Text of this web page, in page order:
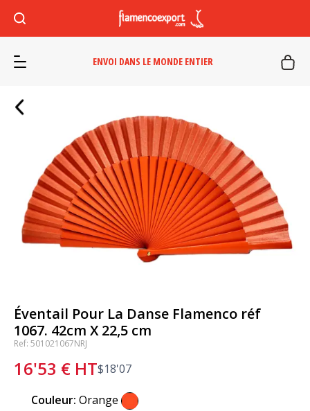
ENVOI DANS LE MONDE ENTIER
Éventail Pour La Danse Flamenco réf
1067. 42cm X 22,5 cm
Ref: 501021067NRJ
16'53 € HT$18'07
Couleur: Orange